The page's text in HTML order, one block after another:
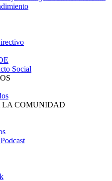
Social
LA COMUNIDAD